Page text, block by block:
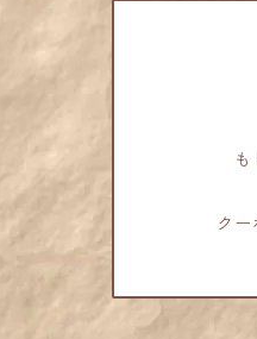
ク